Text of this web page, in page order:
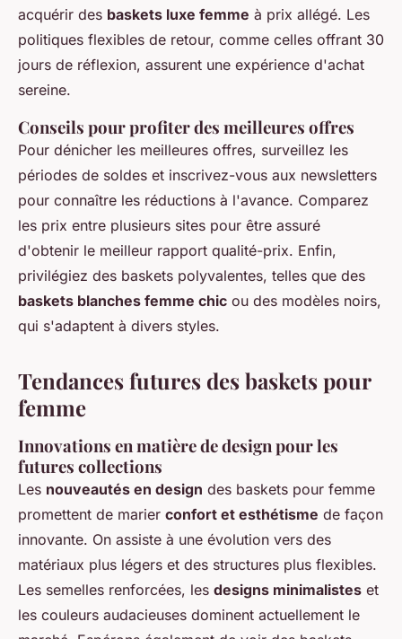
acquérir des baskets luxe femme à prix allégé. Les
politiques flexibles de retour, comme celles offrant 30
jours de réflexion, assurent une expérience d'achat
sereine.
Conseils pour profiter des meilleures offres
Pour dénicher les meilleures offres, surveillez les
périodes de soldes et inscrivez-vous aux newsletters
pour connaître les réductions à l'avance. Comparez
les prix entre plusieurs sites pour être assuré
d'obtenir le meilleur rapport qualité-prix. Enfin,
privilégiez des baskets polyvalentes, telles que des
baskets blanches femme chic ou des modèles noirs,
qui s'adaptent à divers styles.
Tendances futures des baskets pour
femme
Innovations en matière de design pour les
futures collections
Les nouveautés en design des baskets pour femme
promettent de marier confort et esthétisme de façon
innovante. On assiste à une évolution vers des
matériaux plus légers et des structures plus flexibles.
Les semelles renforcées, les designs minimalistes et
les couleurs audacieuses dominent actuellement le